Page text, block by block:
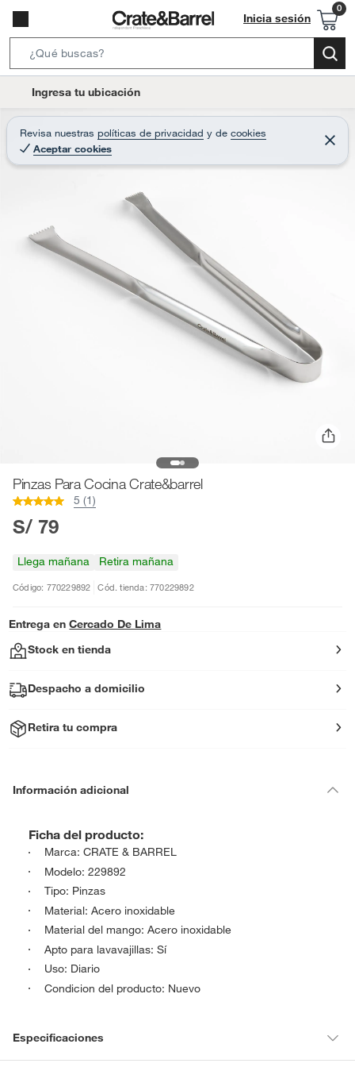
Inicia sesión
e
r
c
t
Ingresa tu ubicación
Revisa nuestras políticas de privacidad y de cookies
Aceptar cookies
C
e
r
Pinzas Para Cocina Crate&barrel
5 (1)
S/ 79
Llega mañana Retira mañana
Código: 770229892 Cód. tienda: 770229892
Entrega en Cercado De Lima
Stock en tienda
Despacho a domicilio
Retira tu compra
Información adicional
Ficha del producto:
Marca: CRATE & BARREL
Modelo: 229892
Tipo: Pinzas
Material: Acero inoxidable
Material del mango: Acero inoxidable
Apto para lavavajillas: Sí
Uso: Diario
Condicion del producto: Nuevo
Especificaciones